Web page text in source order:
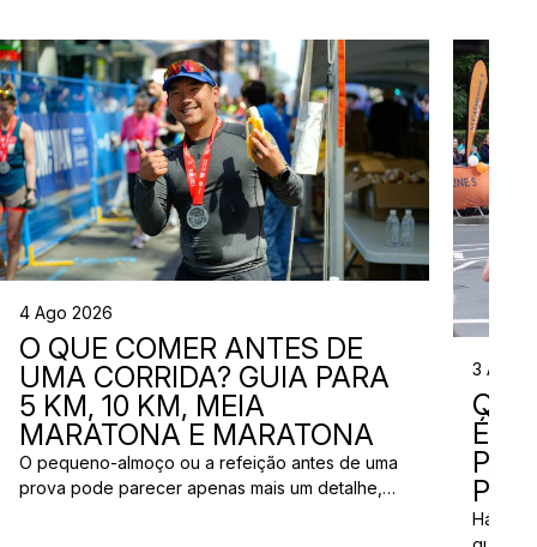
4 Ago 2026
O QUE COMER ANTES DE
UMA CORRIDA? GUIA PARA
5 KM, 10 KM, MEIA
MARATONA E MARATONA
O pequeno-almoço ou a refeição antes de uma
prova pode parecer apenas mais um detalhe,
3 Ago
ÉS?
Há